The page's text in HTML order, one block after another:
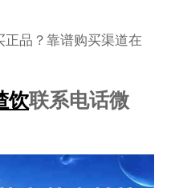
品？靠谱购买渠道在
饮联系电话微